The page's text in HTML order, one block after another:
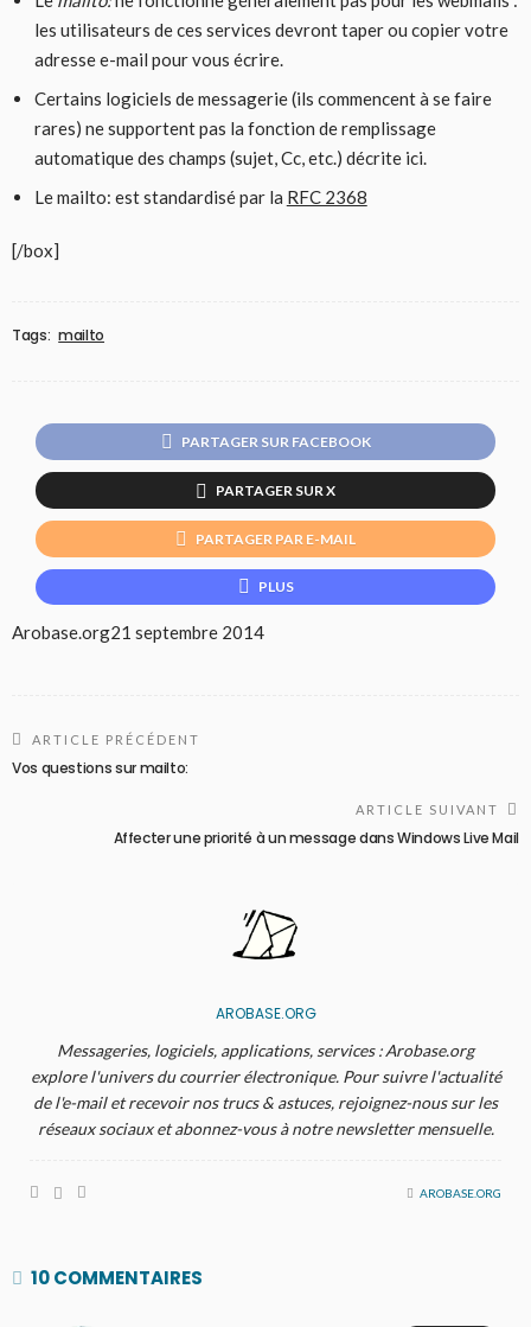
les utilisateurs de ces services devront taper ou copier votre
adresse e-mail pour vous écrire.
Certains logiciels de messagerie (ils commencent à se faire
rares) ne supportent pas la fonction de remplissage
automatique des champs (sujet, Cc, etc.) décrite ici.
Le mailto: est standardisé par la RFC 2368
[/box]
Tags: mailto
PARTAGER SUR FACEBOOK
PARTAGER SUR X
PARTAGER PAR E-MAIL
PLUS
Arobase.org21 septembre 2014
ARTICLE PRÉCÉDENT
Vos questions sur mailto:
ARTICLE SUIVANT
Affecter une priorité à un message dans Windows Live Mail
AROBASE.ORG
Messageries, logiciels, applications, services : Arobase.org
explore l'univers du courrier électronique. Pour suivre l'actualité
de l'e-mail et recevoir nos trucs & astuces, rejoignez-nous sur les
réseaux sociaux et abonnez-vous à notre newsletter mensuelle.
AROBASE.ORG
10 COMMENTAIRES